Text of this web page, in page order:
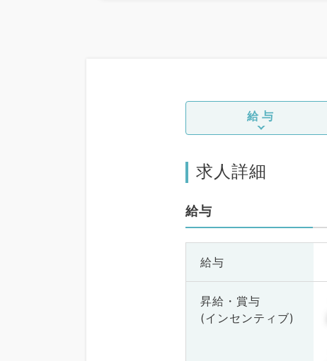
給与
求人詳細
給与
給与
昇給・賞与
(インセンティブ)